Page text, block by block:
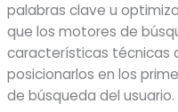
palabras clave u
que los motores de
características técnicas
posicionarlos en los
de búsqueda del usuario.